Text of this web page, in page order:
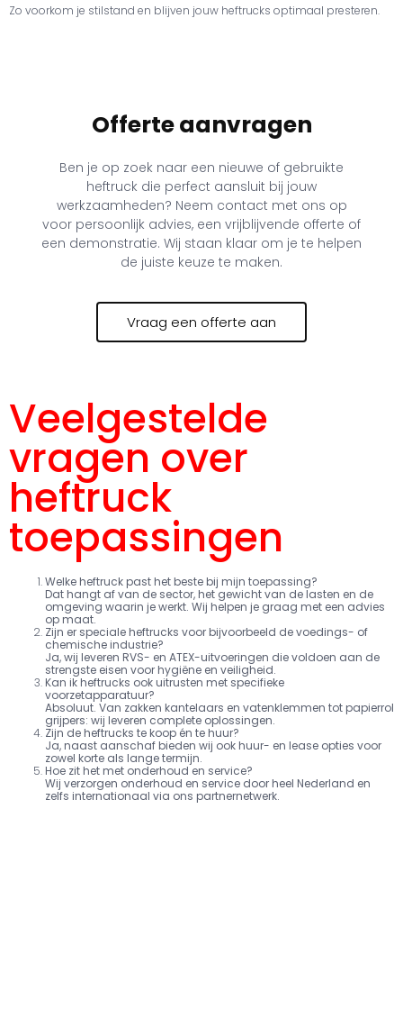
Zo voorkom je stilstand en blijven jouw heftrucks optimaal presteren.
Offerte aanvragen
Ben je op zoek naar een nieuwe of gebruikte
heftruck die perfect aansluit bij jouw
werkzaamheden? Neem contact met ons op
voor persoonlijk advies, een vrijblijvende offerte of
een demonstratie. Wij staan klaar om je te helpen
de juiste keuze te maken.
Vraag een offerte aan
Veelgestelde
vragen over
heftruck
toepassingen
Welke heftruck past het beste bij mijn toepassing?
Dat hangt af van de sector, het gewicht van de lasten en de
omgeving waarin je werkt. Wij helpen je graag met een advies
op maat.
Zijn er speciale heftrucks voor bijvoorbeeld de voedings- of
chemische industrie?
Ja, wij leveren RVS- en ATEX-uitvoeringen die voldoen aan de
strengste eisen voor hygiëne en veiligheid.
Kan ik heftrucks ook uitrusten met specifieke
voorzetapparatuur?
Absoluut. Van zakken kantelaars en vatenklemmen tot papierrol
grijpers: wij leveren complete oplossingen.
Zijn de heftrucks te koop én te huur?
Ja, naast aanschaf bieden wij ook huur- en lease opties voor
zowel korte als lange termijn.
Hoe zit het met onderhoud en service?
Wij verzorgen onderhoud en service door heel Nederland en
zelfs internationaal via ons partnernetwerk.